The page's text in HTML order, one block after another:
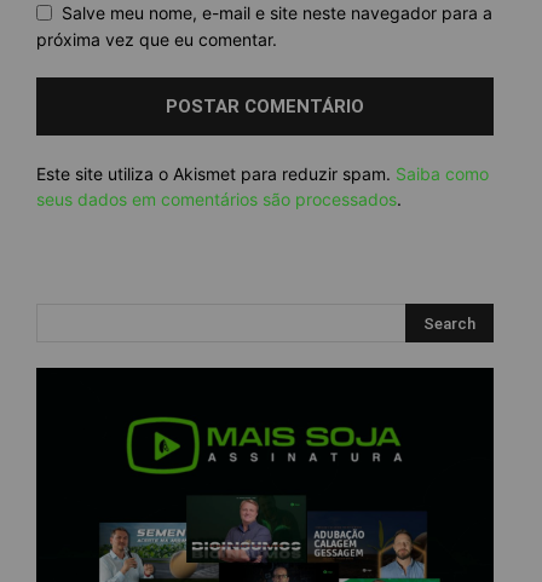
Salve meu nome, e-mail e site neste navegador para a
próxima vez que eu comentar.
Este site utiliza o Akismet para reduzir spam. Saiba como
seus dados em comentários são processados.